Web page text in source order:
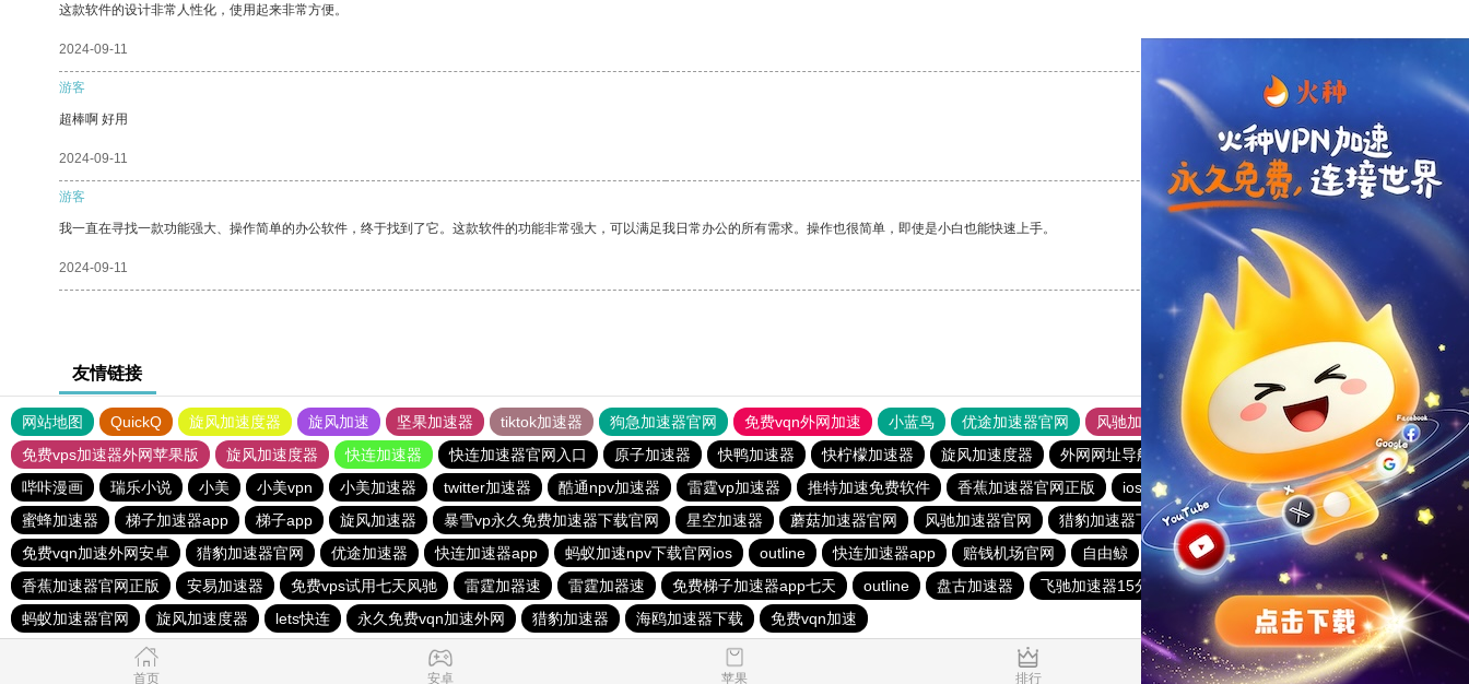
这款软件的设计非常人性化，使用起来非常方便。
2024-09-11
游客
超棒啊 好用
2024-09-11 支持 [0] 反对 [0]
游客
我一直在寻找一款功能强大、操作简单的办公软件，终于找到了它。这款软件的功能非常强大，可以满足我日常办公的所有需求。操作也很简单，即使是小白也能快速上手。
2024-09-11 支持
友情链接
网站地图 QuickQ 旋风加速度器 旋风加速 坚果加速器 tiktok加速器 狗急加速器官网 免费vqn外网加速 小蓝鸟 优途加速器官网 风驰加速器
旋风加速器
免费vps加速器外网苹果版
旋风加速度器 快连加速器 快连加速器官网入口 原子加速器 快鸭加速器 快柠檬加速器 旋风加速度器 外网网址导航 软件中心 雷霆加速
狂飙加速器
哔咔漫画
瑞乐小说 小美 小美vpn 小美加速器 twitter加速器 酷通npv加速器 雷霆vp加速器 推特加速免费软件 香蕉加速器官网正版 ios加速器 快连vp
加速器试用30分钟
蜜蜂加速器
梯子加速器app 梯子app 旋风加速器 暴雪vp永久免费加速器下载官网 星空加速器 蘑菇加速器官网 风驰加速器官网 猎豹加速器下载 快鸭加速器官网
快连app
免费vqn加速外网安卓
猎豹加速器官网 优途加速器 快连加速器app 蚂蚁加速npv下载官网ios outline 快连加速器app 赔钱机场官网 自由鲸 黑豹加速器
快柠檬加速器
香蕉加速器官网正版
安易加速器 免费vps试用七天风驰 雷霆加器速 雷霆加器速 免费梯子加速器app七天 outline 盘古加速器 飞驰加速器15分钟试用 红海pro加速器
西柚加速
蚂蚁加速器官网
旋风加速度器 lets快连 永久免费vqn加速外网 猎豹加速器 海鸥加速器下载 免费vqn加速
首页 安卓 苹果 排行 推荐